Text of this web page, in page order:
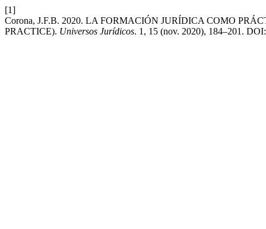
[1]
Corona, J.F.B. 2020. LA FORMACIÓN JURÍDICA COMO
PRACTICE). Universos Jurídicos. 1, 15 (nov. 2020), 184–201.